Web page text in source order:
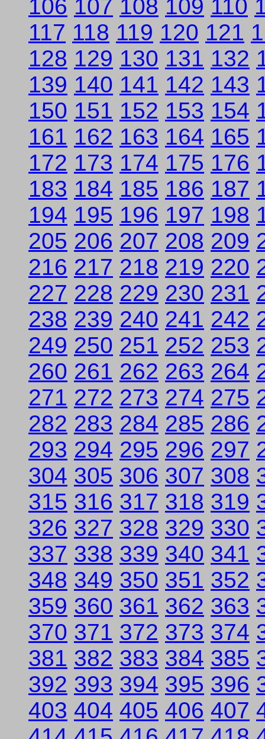
106 107 108 109 110
117 118 119 120 121
128 129 130 131 132
139 140 141 142 143
150 151 152 153 154
161 162 163 164 165
172 173 174 175 176
183 184 185 186 187
194 195 196 197 198
205 206 207 208 209
216 217 218 219 220
227 228 229 230 231
238 239 240 241 242
249 250 251 252 253
260 261 262 263 264
271 272 273 274 275
282 283 284 285 286
293 294 295 296 297
304 305 306 307 308
315 316 317 318 319
326 327 328 329 330
337 338 339 340 341
348 349 350 351 352
359 360 361 362 363
370 371 372 373 374
381 382 383 384 385
392 393 394 395 396
403 404 405 406 407